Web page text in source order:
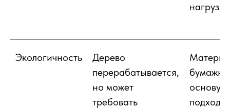
нагрузку.
Экологичность
Дерево
перерабатывается,
но может
требовать
основу и